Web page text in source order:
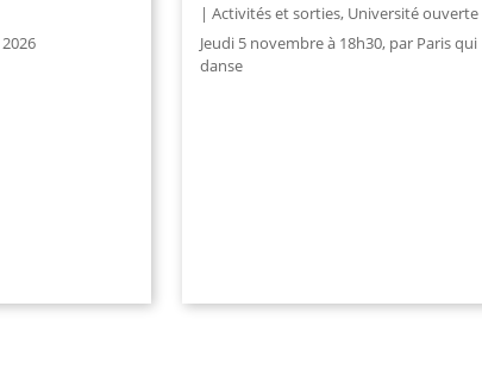
Activités et sorties, Université ouverte
Jeudi 5 novembre à 18h30, par Paris qui
danse